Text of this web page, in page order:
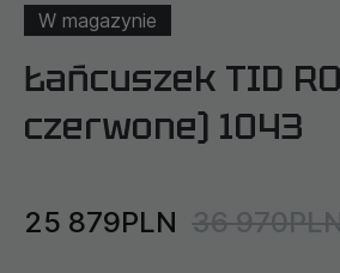
W magazynie
Łańcuszek TID
czerwone) 1043
25 879PLN 36